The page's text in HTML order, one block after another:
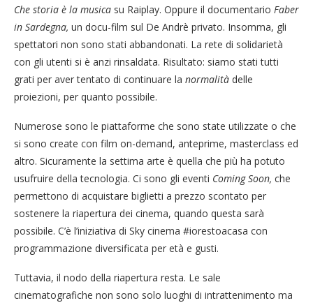
Che storia è la musica su Raiplay. Oppure il documentario Faber
in Sardegna, un docu-film sul De Andrè privato. Insomma, gli
spettatori non sono stati abbandonati. La rete di solidarietà
con gli utenti si è anzi rinsaldata. Risultato: siamo stati tutti
grati per aver tentato di continuare la normalità delle
proiezioni, per quanto possibile.
Numerose sono le piattaforme che sono state utilizzate o che
si sono create con film on-demand, anteprime, masterclass ed
altro. Sicuramente la settima arte è quella che più ha potuto
usufruire della tecnologia. Ci sono gli eventi Coming Soon, che
permettono di acquistare biglietti a prezzo scontato per
sostenere la riapertura dei cinema, quando questa sarà
possibile. C’è l’iniziativa di Sky cinema #iorestoacasa con
programmazione diversificata per età e gusti.
Tuttavia, il nodo della riapertura resta. Le sale
cinematografiche non sono solo luoghi di intrattenimento ma